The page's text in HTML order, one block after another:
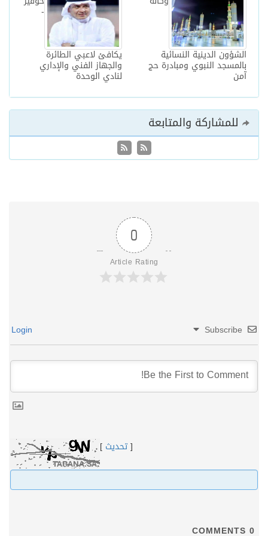
-
يكافئ لاعبي الطائرة
والجهاز الفني والإداري
لنادي الوحدة
الشؤون الدينية النسائية
بالمسجد النبوي ومبادرة حج
آمن
للمشاركة والمتابعة
0
Article Rating
Subscribe
[تحديث ]
0